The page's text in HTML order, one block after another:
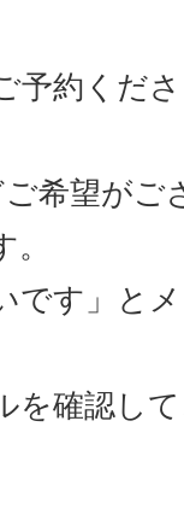
予約くだ
希望がご
です」と
を確認し